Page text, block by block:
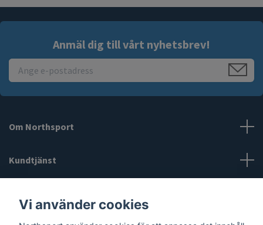
Anmäl dig till vårt nyhetsbrev!
Om Northsport
Kundtjänst
Vi använder cookies